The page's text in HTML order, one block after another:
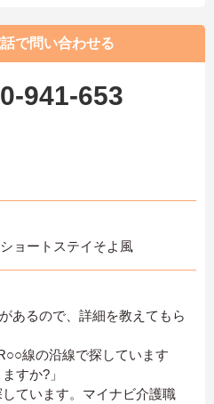
で問い合わせる
941-653
ョートステイそよ風
あるので、詳細を教えてもら
線の沿線で探しています
すか?」
しています。マイナビ介護職